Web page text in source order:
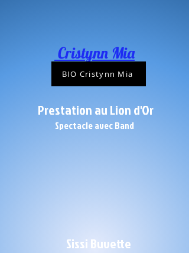
Cristynn Mia
BIO Cristynn Mia
Prestation au Lion d'Or
Spectacle avec Band
Sissi Buvette